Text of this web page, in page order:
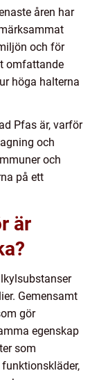
åren har
och för
omfattande
höga halterna
Pfas är, varför
och
och
på ett
är
Gemensamt
gör
egenskap
som